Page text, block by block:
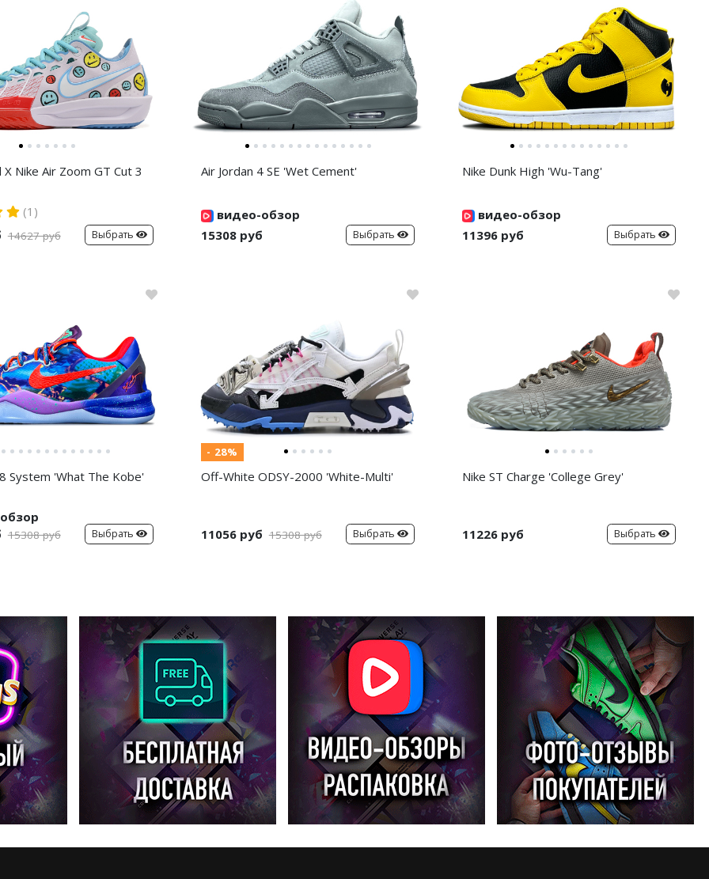
X Nike Air Zoom GT Cut 3
(1)
14627 руб Выбрать
Air Jordan 4 SE 'Wet Cement'
видео-обзор
15308 руб
Выбрать
Nike Dunk High 'Wu-Tang'
видео-обзор
11396 руб
Выбрать
System 'What The Kobe'
15308 руб Выбрать
- 28%
Off-White ODSY-2000 'White-Multi'
11056 руб 15308 руб Выбрать
Nike ST Charge 'College Grey'
11226 руб Выбрать